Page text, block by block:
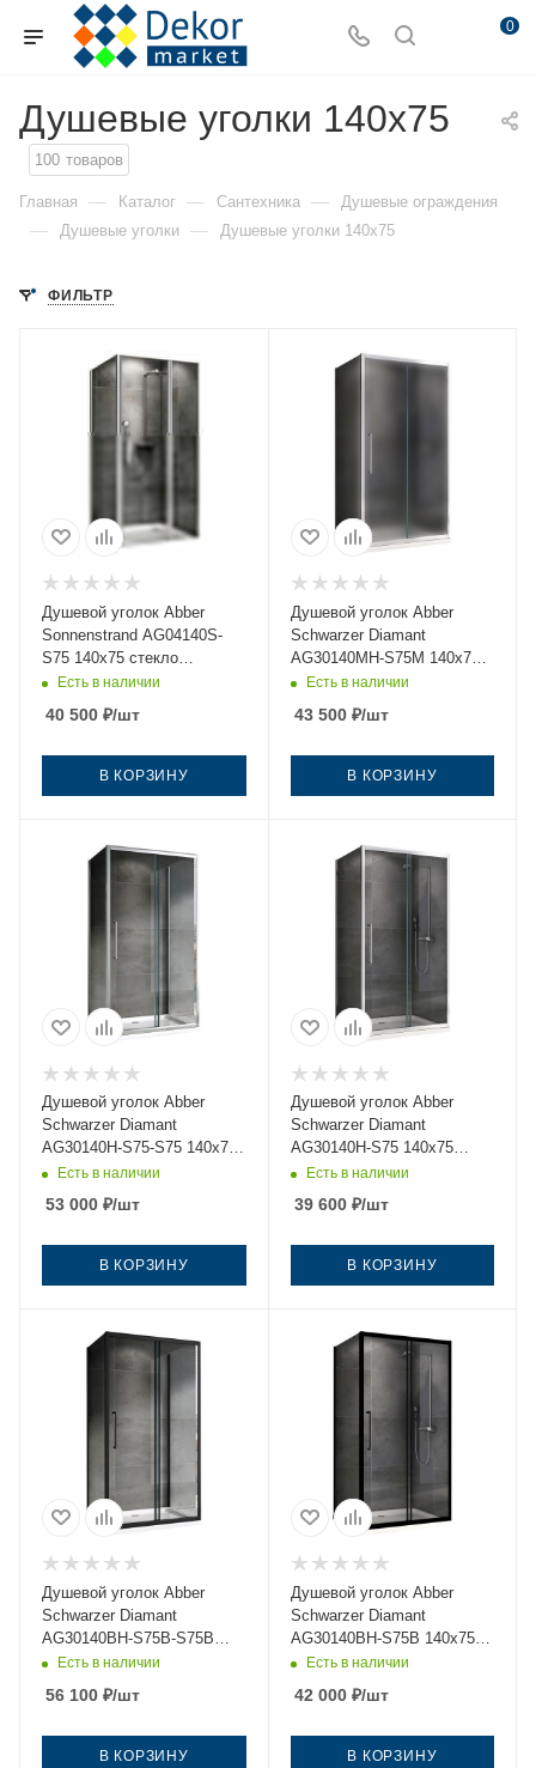
0
Душевые уголки 140x75
100 товаров
Главная — Каталог — Сантехника — Душевые ограждения
— Душевые уголки — Душевые уголки 140x75
ФИЛЬТР
Душевой уголок Abber
Sonnenstrand AG04140S-
S75 140х75 стекло
прозрачное профиль хром
Есть в наличии
40 500 ₽/шт
В КОРЗИНУ
Душевой уголок Abber
Schwarzer Diamant
AG30140MH-S75M 140х75
стекло матовое профиль
Есть в наличии
43 500₽/шт
В КОРЗИНУ
Душевой уголок Abber
Schwarzer Diamant
AG30140H-S75-S75 140х75
стекло прозрачное
профиль хром без поддона
Есть в наличии
53 000 ₽/шт
В КОРЗИНУ
Душевой уголок Abber
Schwarzer Diamant
AG30140H-S75 140х75
стекло прозрачное
профиль хром без поддона
Есть в наличии
39 600₽/шт
В КОРЗИНУ
Душевой уголок Abber
Schwarzer Diamant
AG30140BH-S75B-S75B
140х75 стекло прозрачное
поддона
Есть в наличии
56 100 ₽/шт
В КОРЗИНУ
Душевой уголок Abber
Schwarzer Diamant
AG30140BH-S75B 140х75
стекло прозрачное
поддона
Есть в наличии
42 000₽/шт
В КОРЗИНУ